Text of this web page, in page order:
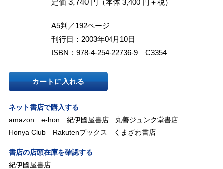
定価 3,740円（本体 3,400 円＋税）
A5判／192ページ
刊行日：2003年04月10日
ISBN：978-4-254-22736-9 C3354
カートに入れる
ネット書店で購入する
amazon
e-hon 紀伊國屋書店
丸善ジュンク堂書店
Honya Club
Rakutenブックス くまざわ書店
書店の店頭在庫を確認する
紀伊國屋書店